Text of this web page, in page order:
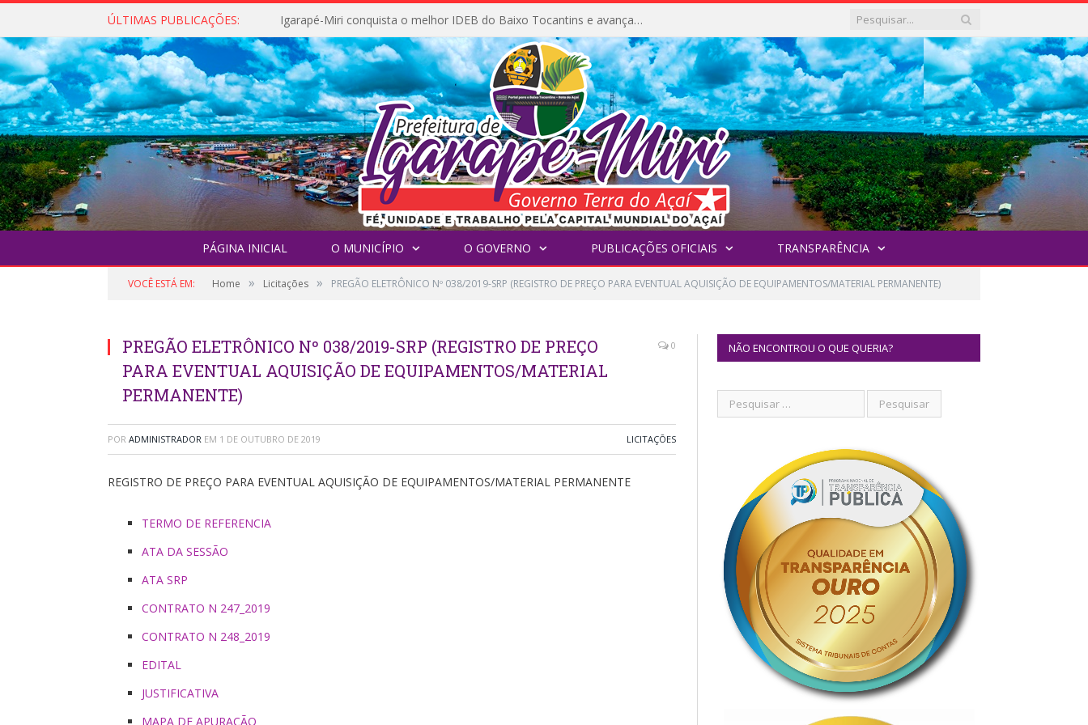
ÚLTIMAS PUBLICAÇÕES: Igarapé-Miri conquista o melhor IDEB do Baixo Tocantins e avança na qualidade da educação pública
PÁGINA INICIAL O MUNICÍPIO O GOVERNO PUBLICAÇÕES OFICIAIS TRANSPARÊNCIA
VOCÊ ESTÁ EM: Home » Licitações » PREGÃO ELETRÔNICO Nº 038/2019-SRP (REGISTRO DE PREÇO PARA EVENTUAL AQUISIÇÃO DE EQUIPAMENTOS/MATERIAL PERMANENTE)
PREGÃO ELETRÔNICO Nº 038/2019-SRP (REGISTRO DE PREÇO
PARA EVENTUAL AQUISIÇÃO DE EQUIPAMENTOS/MATERIAL
PERMANENTE)
0
POR ADMINISTRADOR EM 1 DE OUTUBRO DE 2019 LICITAÇÕES
REGISTRO DE PREÇO PARA EVENTUAL AQUISIÇÃO DE EQUIPAMENTOS/MATERIAL PERMANENTE
TERMO DE REFERENCIA
ATA DA SESSÃO
ATA SRP
CONTRATO N 247_2019
CONTRATO N 248_2019
EDITAL
JUSTIFICATIVA
MAPA DE APURAÇÃO
NÃO ENCONTROU O QUE QUERIA?